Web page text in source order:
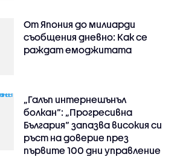
От Япония до милиарди
съобщения дневно: Как се
раждат емоджитата
„Галъп интернешънъл
болкан“: „Прогресивна
България“ запазва високия си
ръст на доверие през
първите 100 дни управление